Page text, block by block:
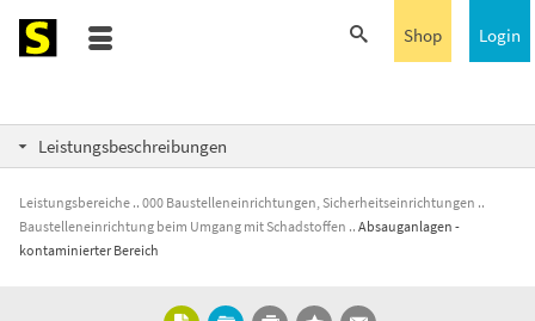
Login
Shop
Leistungsbeschreibungen
Leistungsbereiche
000 Baustelleneinrichtungen, Sicherheitseinrichtungen
Baustelleneinrichtung beim Umgang mit Schadstoffen
Absauganlagen -
kontaminierter Bereich